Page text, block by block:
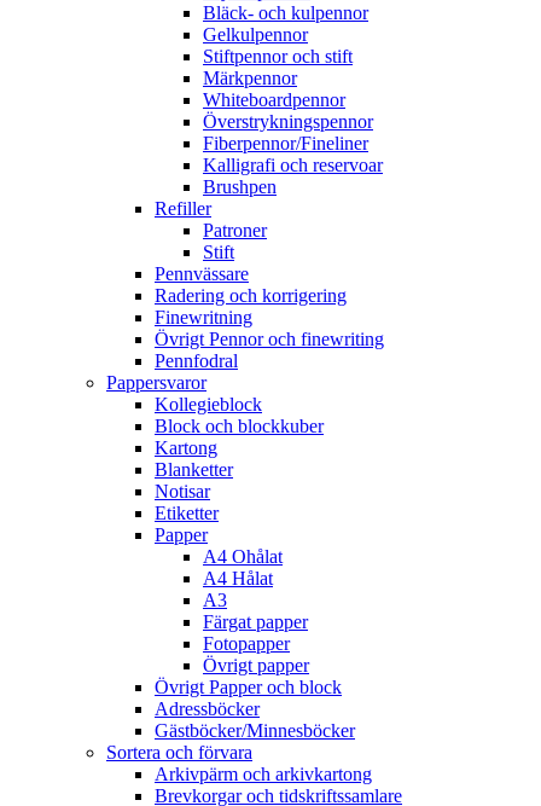
Bläck- och kulpennor
Gelkulpennor
Stiftpennor och stift
Märkpennor
Whiteboardpennor
Överstrykningspennor
Fiberpennor/Fineliner
Kalligrafi och reservoar
Brushpen
Refiller
Patroner
Stift
Pennvässare
Radering och korrigering
Finewritning
Övrigt Pennor och finewriting
Pennfodral
Pappersvaror
Kollegieblock
Block och blockkuber
Kartong
Blanketter
Notisar
Etiketter
Papper
A4 Ohålat
A4 Hålat
A3
Färgat papper
Fotopapper
Övrigt papper
Övrigt Papper och block
Adressböcker
Gästböcker/Minnesböcker
Sortera och förvara
Arkivpärm och arkivkartong
Brevkorgar och tidskriftssamlare